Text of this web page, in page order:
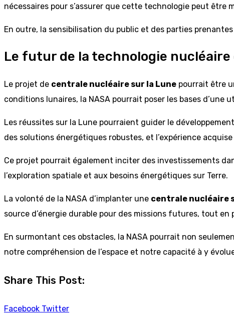
nécessaires pour s’assurer que cette technologie peut
En outre, la sensibilisation du public et des parties
Le futur de la technologie nucléaire
Le projet de centrale nucléaire sur la Lune pourrait être
conditions lunaires, la NASA pourrait poser les bases d’une
Les réussites sur la Lune pourraient guider le
des solutions énergétiques robustes, et l’expérience
Ce projet pourrait également inciter des investissements
l’exploration spatiale et aux besoins énergétiques sur Terre.
La volonté de la NASA d’implanter une centrale nucléaire
source d’énergie durable pour des missions futures, tout
En surmontant ces obstacles, la NASA pourrait non
notre compréhension de l’espace et notre capacité à y
Share This Post:
Facebook TwitterYoutube
LinkedIn
Pinterest
Whatsapp
Reddit